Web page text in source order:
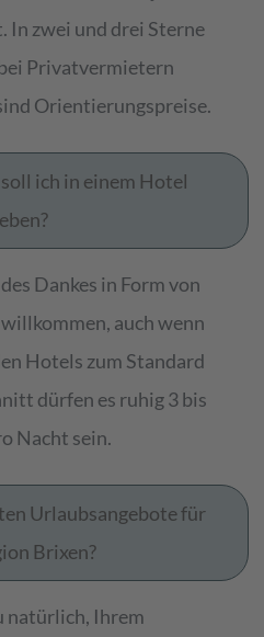
In zwei und drei Sterne
Privatvermietern
Orientierungspreise.
ich in einem Hotel
Dankes in Form von
auch wenn
Hotels zum Standard
dürfen es ruhig 3 bis
Nacht sein.
Urlaubsangebote für
Brixen?
natürlich, Ihrem